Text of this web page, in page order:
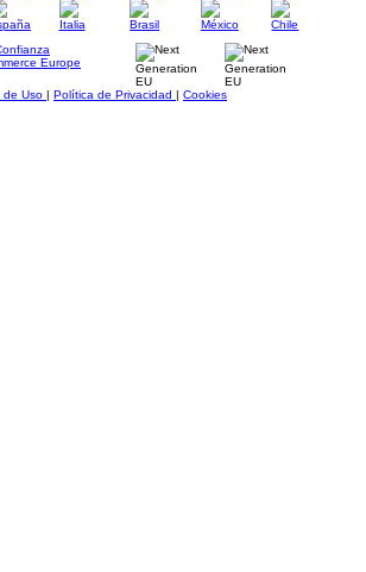
de Uso | Política de Privacidad | Cookies